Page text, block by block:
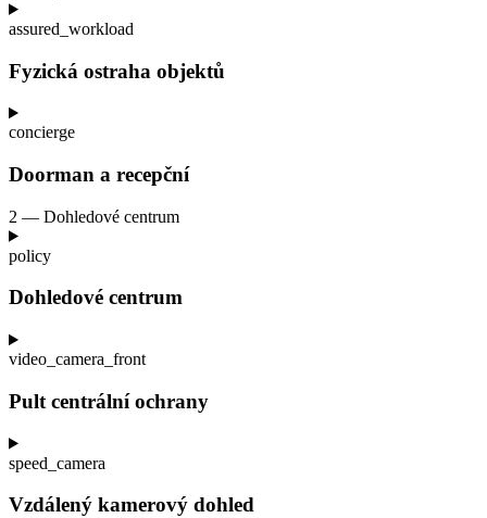
assured_workload
Fyzická ostraha objektů
concierge
Doorman a recepční
2 — Dohledové centrum
policy
Dohledové centrum
video_camera_front
Pult centrální ochrany
speed_camera
Vzdálený kamerový dohled